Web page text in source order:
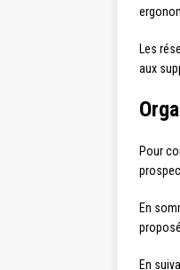
Les
aux
Pour
En
En